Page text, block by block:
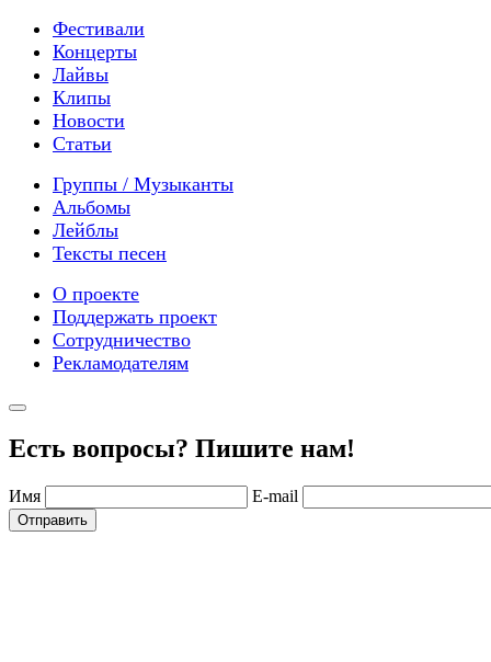
Фестивали
Концерты
Лайвы
Клипы
Новости
Статьи
Группы / Музыканты
Альбомы
Лейблы
Тексты песен
О проекте
Поддержать проект
Сотрудничество
Рекламодателям
Есть вопросы? Пишите нам!
Имя E-mail